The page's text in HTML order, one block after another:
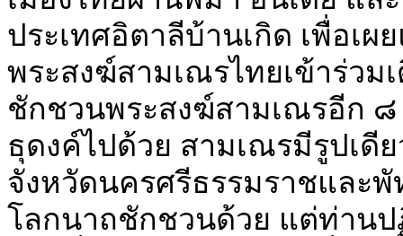
ประเทศอิตาลีบ้านเกิด เพื่อเ
พระสงฆ์สามเณรไทยเข้าร่ว
ชักชวนพระสงฆ์สามเณรอีก
ธุดงค์ไปด้วย สามเณรมีรูปเดี
จังหวัดนครศรีธรรมราชและ
โลกนาถชักชวนด้วย แต่ท่านป